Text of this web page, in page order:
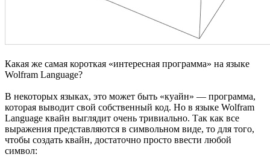
Какая же самая короткая «интересная программа» на языке
Wolfram Language?
В некоторых языках, это может быть «куайн» — программа,
которая выводит свой собственный код. Но в языке Wolfram
Language квайн выглядит очень тривиально. Так как все
выражения представляются в символьном виде, то для того,
чтобы создать квайн, достаточно просто ввести любой
символ: